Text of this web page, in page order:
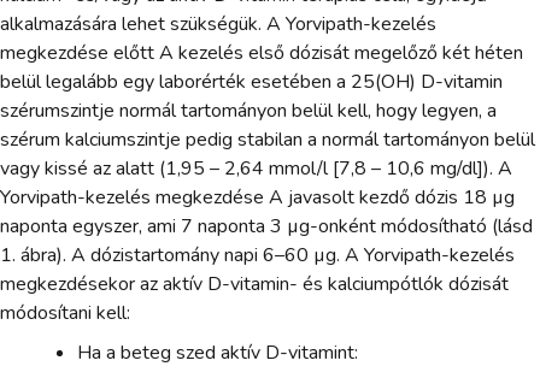
alkalmazására lehet szükségük. A Yorvipath-kezelés
megkezdése előtt A kezelés első dózisát megelőző két héten
belül legalább egy laborérték esetében a 25(OH) D-vitamin
szérumszintje normál tartományon belül kell, hogy legyen, a
szérum kalciumszintje pedig stabilan a normál tartományon belül
vagy kissé az alatt (1,95 – 2,64 mmol/l [7,8 – 10,6 mg/dl]). A
Yorvipath-kezelés megkezdése A javasolt kezdő dózis 18 µg
naponta egyszer, ami 7 naponta 3 µg-onként módosítható (lásd
1. ábra). A dózistartomány napi 6–60 µg. A Yorvipath-kezelés
megkezdésekor az aktív D-vitamin- és kalciumpótlók dózisát
módosítani kell:
Ha a beteg szed aktív D-vitamint: